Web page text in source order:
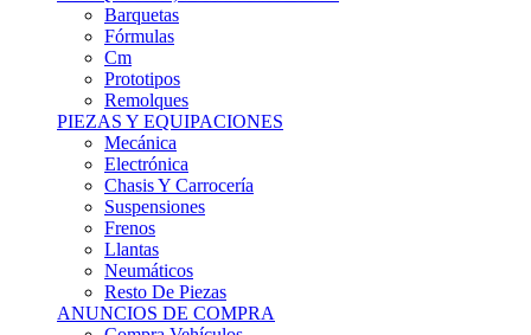
Barquetas
Fórmulas
Cm
Prototipos
Remolques
PIEZAS Y EQUIPACIONES
Mecánica
Electrónica
Chasis Y Carrocería
Suspensiones
Frenos
Llantas
Neumáticos
Resto De Piezas
ANUNCIOS DE COMPRA